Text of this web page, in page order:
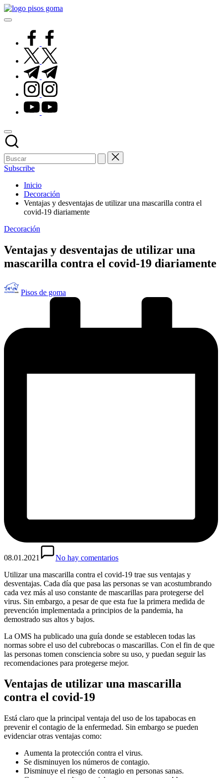
Saltar
al
facebook.com
twitter.com
t.me
instagram.com
youtube.com
Subscribe
Inicio
Decoración
Ventajas y desventajas de utilizar una mascarilla contra el
covid-19 diariamente
Publicado
Decoración
Ventajas y desventajas de utilizar una
mascarilla contra el covid-19 diariamente
Publicado
por
Pisos de goma
08.01.2021
No hay comentarios
Utilizar una mascarilla contra el covid-19 trae sus ventajas y
desventajas. Cada día que pasa las personas se van acostumbrando
cada vez más al uso constante de mascarillas para protegerse del
virus. Sin embargo, a pesar de que esta fue la primera medida de
prevención implementada a principios de la pandemia, ha
demostrado sus altos y bajos.
La OMS ha publicado una guía donde se establecen todas las
normas sobre el uso del cubrebocas o mascarillas. Con el fin de que
las personas tomen consciencia sobre su uso, y puedan seguir las
recomendaciones para protegerse mejor.
Ventajas de utilizar una mascarilla
contra el covid-19
Está claro que la principal ventaja del uso de los tapabocas en
prevenir el contagio de la enfermedad. Sin embargo se pueden
evidenciar otras ventajas como:
Aumenta la protección contra el virus.
Se disminuyen los números de contagio.
Disminuye el riesgo de contagio en personas sanas.